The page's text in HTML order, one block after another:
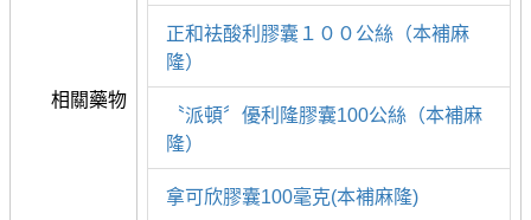
相關藥物
正和袪酸利膠囊１００公絲（本補麻
隆）
〝派頓〞優利隆膠囊100公絲（本補麻
隆）
拿可欣膠囊100毫克(本補麻隆)